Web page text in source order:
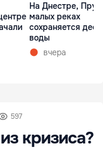
На Днестре,
малых реках
сохраняется
воды
вчера
597
кризиса?